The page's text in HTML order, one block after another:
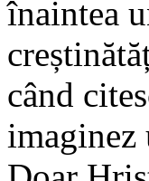
înaintea
când
imaginez